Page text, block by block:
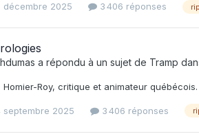
décembre 2025 3 406 réponses rip
a répondu à un sujet de Tramp
Homier-Roy, critique et animateur québécois.
septembre 2025 3 406 réponses